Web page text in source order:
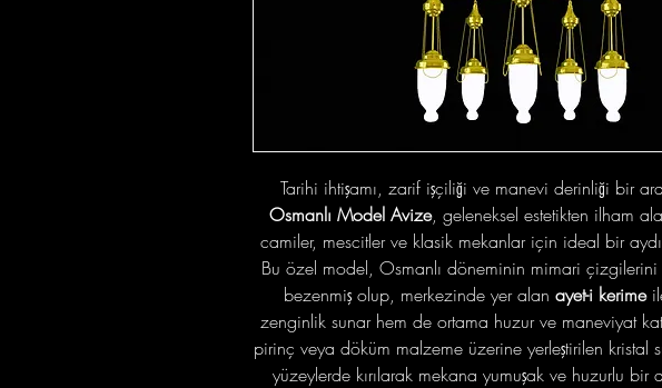
Tarihi ihtişamı, zarif işçiliği ve manevi derinliği bir
Osmanlı Model Avize, geleneksel estetikten ilham
camiler, mescitler ve klasik mekanlar için ideal bir
Bu özel model, Osmanlı döneminin mimari çizgilerini
bezenmiş olup, merkezinde yer alan ayet-i kerime
zenginlik sunar hem de ortama huzur ve maneviyat
pirinç veya döküm malzeme üzerine yerleştirilen kristal
yüzeylerde kırılarak mekana yumuşak ve huzurlu bir